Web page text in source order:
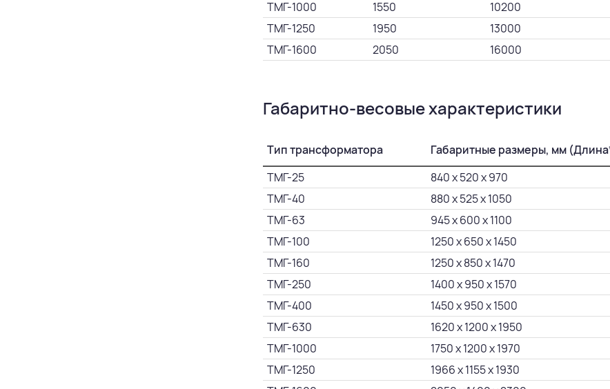
ТМГ-1000
1550 10200
ТМГ-1250
1950 13000
ТМГ-1600
2050 16000
Габаритно-весовые характеристики
Тип трансформатора Габаритные размеры, мм
ТМГ-25
840 х 520 х 970
ТМГ-40
880 х 525 х 1050
ТМГ-63
945 х 600 х 1100
ТМГ-100
1250 х 650 х 1450
ТМГ-160
1250 х 850 х 1470
ТМГ-250
1400 х 950 х 1570
ТМГ-400
1450 х 950 х 1500
ТМГ-630
1620 х 1200 х 1950
ТМГ-1000
1750 х 1200 х 1970
ТМГ-1250
1966 х 1155 х 1930